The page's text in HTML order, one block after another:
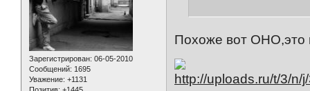
Зарегистрирован: 06-05-2010
Сообщений: 1695
Уважение: +1131
Похоже вот ОНО,это